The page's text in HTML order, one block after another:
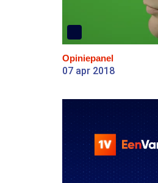
Opiniepanel
07 apr 2018